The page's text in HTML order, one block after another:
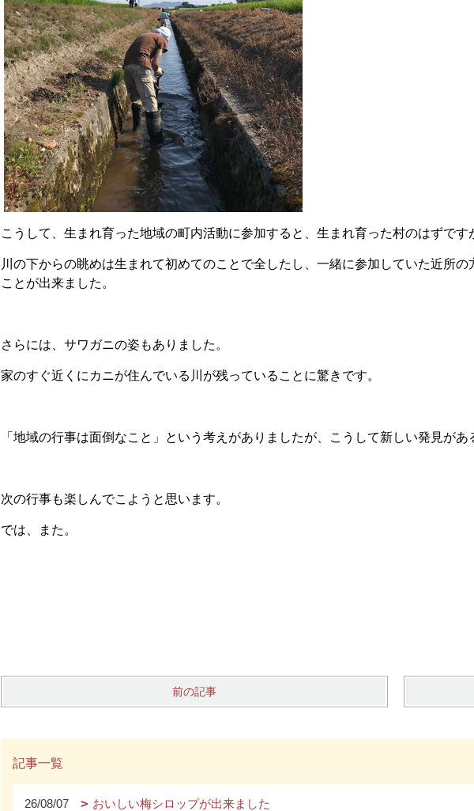
こうして、生まれ育った地域の町内活動に参加すると、生まれ育った村のはずで
川の下からの眺めは生まれて初めてのことで全したし、一緒に参加していた近所
ことが出来ました。
さらには、サワガニの姿もありました。
家のすぐ近くにカニが住んでいる川が残っていることに驚きです。
「地域の行事は面倒なこと」という考えがありましたが、こうして新しい発見が
次の行事も楽しんでこようと思います。
では、また。
前の記事
記事一覧
26/08/07 おいしい梅シロップが出来ました